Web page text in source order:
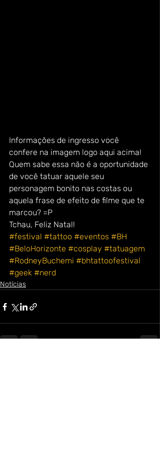
Informações de ingresso você
confere na imagem logo aqui acima!
Quem sabe essa não é a oportunidade
de você tatuar aquele seu
personagem bonito nas costas ou
aquela frase de efeito de filme que te
marcou? =P
Tchau, Feliz Natal!
#festival #tattoo #eventos #BH
#BeloHorizonte #cosplay #tatuagem
#RodneyBuchemi #bhtattoofestival
#geek #nerd
Notícias